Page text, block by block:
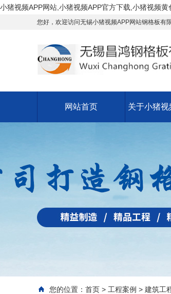
小猪视频APP网站,小猪视频APP官方下载,小猪视频
您好，欢迎访问无锡小猪视频APP网站钢格板有限公
网站首页 关于小猪
您的位置： 首页 > 工程案例 > 建筑工